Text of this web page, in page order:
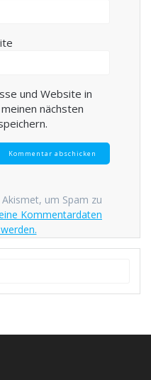
und Website in
nächsten
um Spam zu
Kommentardaten